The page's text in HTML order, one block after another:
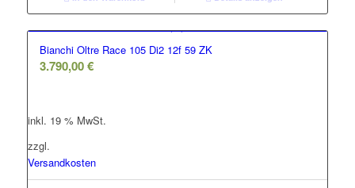
Bianchi Oltre Race 105 Di2 12f 59 ZK
3.790,00€
inkl. 19 % MwSt.
zzgl.
Versandkosten